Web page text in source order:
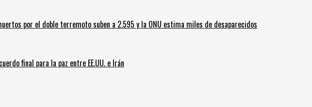
por el doble terremoto suben a 2.595 y la ONU estima miles de desaparecidos
final para la paz entre EE.UU. e Irán